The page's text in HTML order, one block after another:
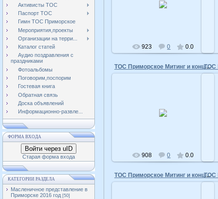
Активисты ТОС
Паспорт ТОС
Гимн ТОС Приморское
Мероприятия,проекты
Организации на терри...
Каталог статей
Аудио поздравления с
праздниками
Фотоальбомы
Поговорим,поспорим
Гостевая книга
Обратная связь
Доска объявлений
Информационно-развле...
ФОРМА ВХОДА
Войти через uID
Старая форма входа
КАТЕГОРИИ РАЗДЕЛА
Масленичное представление в
Приморске 2016 год [50]
923 0 0.0
ТОС Приморское Митинг и концерт 9 мая 2015 год
908 0 0.0
ТОС Приморское Митинг и концерт 9 мая 2015 год